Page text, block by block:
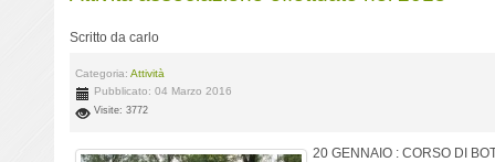
Scritto da carlo
Categoria:Attività
Pubblicato: 04 Marzo 2016
Visite: 3772
20 GENNAIO : CORSO DI